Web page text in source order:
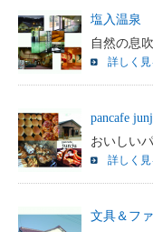
塩入温泉
自然の息
詳しく見
pancafe
おいしい
詳しく見
文具＆フ